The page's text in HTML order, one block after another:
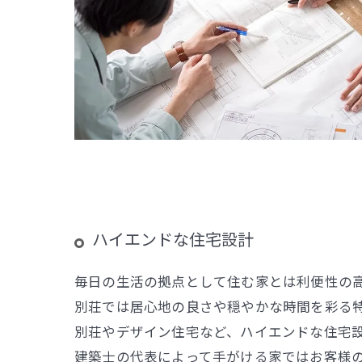
ハイエンドな住宅設計
毎日の生活の拠点として住む家とは利便性
別荘では居心地の良さや穏やかな時間を彩
別荘やデザイン住宅など、ハイエンドな住宅